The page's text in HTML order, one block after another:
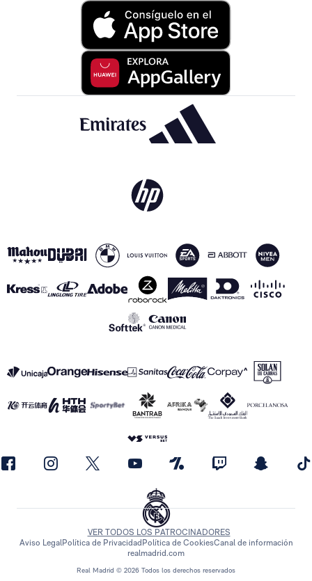
Real Madrid © 2026 Todos los derechos reservados
VER TODOS LOS PATROCINADORES
Aviso LegalPolítica de Privacidad Política de CookiesCanal de información
realmadrid.com